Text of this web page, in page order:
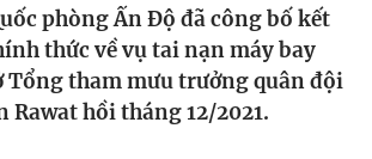
tế
phòng Ấn Độ đã công bố kết
thức về vụ tai nạn máy bay
Tổng tham mưu trưởng quân đội
Rawat hồi tháng 12/2021.